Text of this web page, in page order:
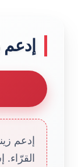
إدعم
القرّاء.